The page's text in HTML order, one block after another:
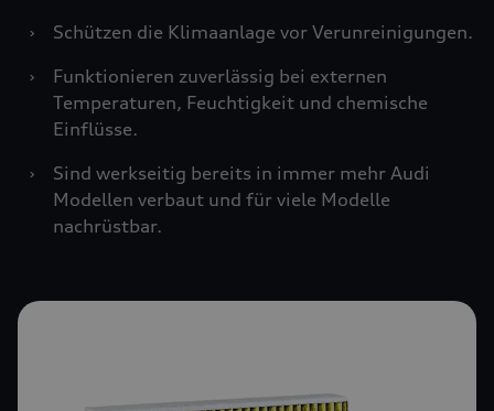
›
Schützen die Klimaanlage vor Verunreinigungen.
›
Funktionieren zuverlässig bei externen
Temperaturen, Feuchtigkeit und chemische
Einflüsse.
›
Sind werkseitig bereits in immer mehr Audi
Modellen verbaut und für viele Modelle
nachrüstbar.